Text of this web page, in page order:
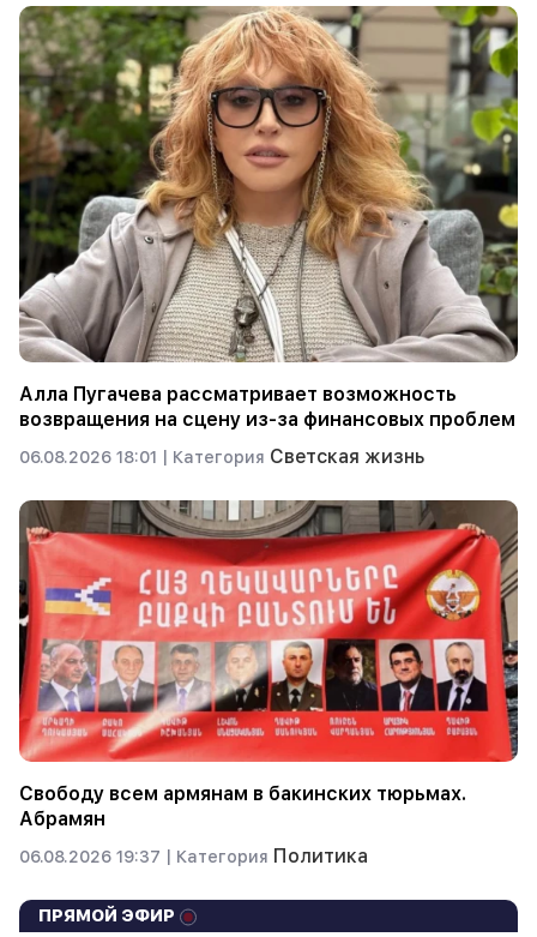
Алла Пугачева рассматривает возможность
возвращения на сцену из-за финансовых проблем
06.08.2026 18:01 | Категория Светская жизнь
Свободу всем армянам в бакинских тюрьмах.
Абрамян
06.08.2026 19:37 | Категория Политика
ПРЯМОЙ ЭФИР